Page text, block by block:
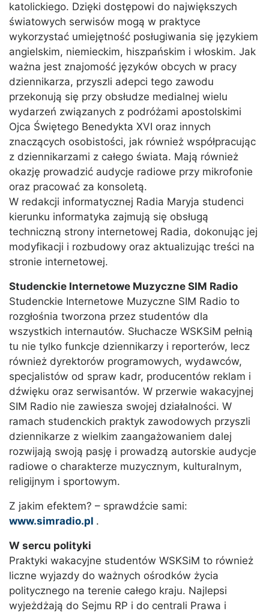
katolickiego. Dzięki dostępowi do największych
światowych serwisów mogą w praktyce
wykorzystać umiejętność posługiwania się językiem
angielskim, niemieckim, hiszpańskim i włoskim. Jak
ważna jest znajomość języków obcych w pracy
dziennikarza, przyszli adepci tego zawodu
przekonują się przy obsłudze medialnej wielu
wydarzeń związanych z podróżami apostolskimi
Ojca Świętego Benedykta XVI oraz innych
znaczących osobistości, jak również współpracując
z dziennikarzami z całego świata. Mają również
okazję prowadzić audycje radiowe przy mikrofonie
oraz pracować za konsoletą.
W redakcji informatycznej Radia Maryja studenci
kierunku informatyka zajmują się obsługą
techniczną strony internetowej Radia, dokonując jej
modyfikacji i rozbudowy oraz aktualizując treści na
stronie internetowej.
Studenckie Internetowe Muzyczne SIM Radio
Studenckie Internetowe Muzyczne SIM Radio to
rozgłośnia tworzona przez studentów dla
wszystkich internautów. Słuchacze WSKSiM pełnią
tu nie tylko funkcje dziennikarzy i reporterów, lecz
również dyrektorów programowych, wydawców,
specjalistów od spraw kadr, producentów reklam i
dźwięku oraz serwisantów. W przerwie wakacyjnej
SIM Radio nie zawiesza swojej działalności. W
ramach studenckich praktyk zawodowych przyszli
dziennikarze z wielkim zaangażowaniem dalej
rozwijają swoją pasję i prowadzą autorskie audycje
radiowe o charakterze muzycznym, kulturalnym,
religijnym i sportowym.
Z jakim efektem? – sprawdźcie sami:
www.simradio.pl .
W sercu polityki
Praktyki wakacyjne studentów WSKSiM to również
liczne wyjazdy do ważnych ośrodków życia
politycznego na terenie całego kraju. Najlepsi
wyjeżdżają do Sejmu RP i do centrali Prawa i